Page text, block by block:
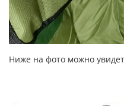
Ниже на фото можно